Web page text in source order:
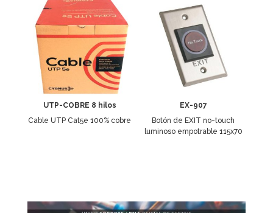
UTP-COBRE 8 hilos
Cable UTP Cat5e 100% cobre
EX-907
Botón de EXIT no-touch
luminoso empotrable 115x70